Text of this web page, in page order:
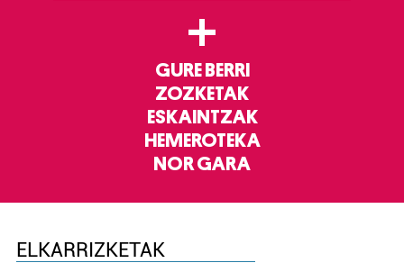
+
GURE BERRI
ZOZKETAK
ESKAINTZAK
HEMEROTEKA
NOR GARA
ELKARRIZKETAK